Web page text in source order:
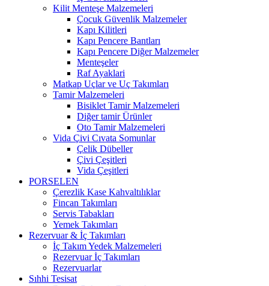
Kilit Menteşe Malzemeleri
Çocuk Güvenlik Malzemeler
Kapı Kilitleri
Kapı Pencere Bantları
Kapı Pencere Diğer Malzemeler
Menteşeler
Raf Ayaklari
Matkap Uçlar ve Uç Takımları
Tamir Malzemeleri
Bisiklet Tamir Malzemeleri
Diğer tamir Ürünler
Oto Tamir Malzemeleri
Vida Çivi Cıvata Somunlar
Çelik Dübeller
Çivi Çeşitleri
Vida Çeşitleri
PORSELEN
Çerezlik Kase Kahvaltılıklar
Fincan Takımları
Servis Tabakları
Yemek Takımları
Rezervuar & İç Takımları
İç Takım Yedek Malzemeleri
Rezervuar İç Takımları
Rezervuarlar
Sıhhi Tesisat